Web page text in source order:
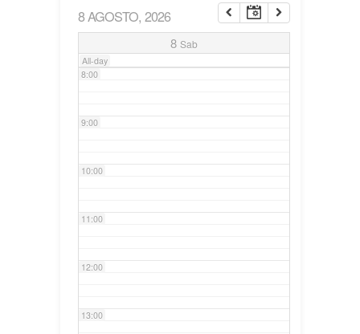
8 AGOSTO, 2026
8 Sab
All-day
7:00
8:00
9:00
10:00
11:00
12:00
13:00